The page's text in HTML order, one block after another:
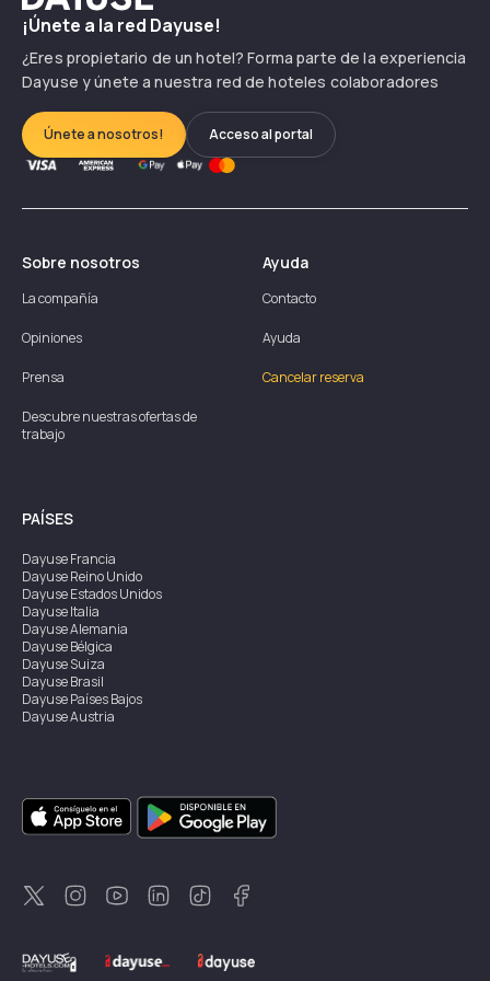
¡Únete a la red Dayuse!
¿Eres propietario de un hotel? Forma parte de la experiencia
Dayuse y únete a nuestra red de hoteles colaboradores
Únete a nosotros! Acceso al portal
Sobre nosotros
La compañía
Opiniones
Prensa
Descubre nuestras ofertas de
trabajo
Ayuda
Contacto
Ayuda
Cancelar reserva
PAÍSES
DayuseFrancia
DayuseReino Unido
DayuseEstados Unidos
DayuseItalia
DayuseAlemania
DayuseBélgica
DayuseSuiza
DayuseBrasil
DayusePaíses Bajos
DayuseAustria
DayuseSingapur
DayuseSuecia
DayuseTailandia
DayuseNueva Zelanda
DayuseTurquía